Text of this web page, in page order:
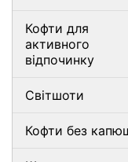
Кофти для
активного
відпочинку
Світшоти
Кофти без